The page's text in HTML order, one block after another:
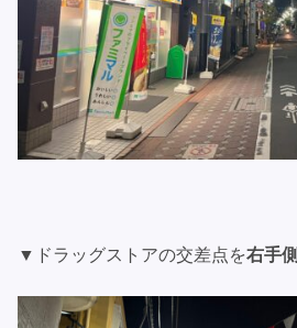
▼ドラッグストアの交差点を右手側